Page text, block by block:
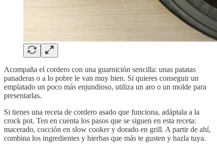
Acompaña el cordero con una guarnición sencilla: unas patatas
panaderas o a lo pobre le van muy bien. Si quieres conseguir un
emplatado un poco más enjundioso, utiliza un aro o un molde para
presentarlas.
Si tienes una receta de cordero asado que funciona, adáptala a la
crock pot. Ten en cuenta los pasos que se siguen en esta receta:
macerado, cocción en slow cooker y dorado en grill. A partir de ahí,
combina los ingredientes y hierbas que más te gusten y hazla tuya.